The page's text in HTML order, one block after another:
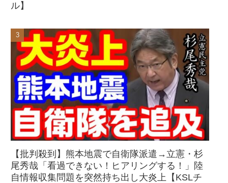
ル】
【批判殺到】熊本地震で自衛隊派遣→立憲・杉
尾秀哉「看過できない！ヒアリングする！」陸
自情報収集問題を突然持ち出し大炎上【KSLチ